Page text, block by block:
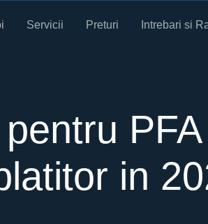
Servicii Preturi Intrebari si
in